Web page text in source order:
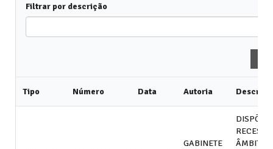
Filtrar por descrição
Tipo Número Data Autoria
GABINETE
DISPÕE
ÂMBITO